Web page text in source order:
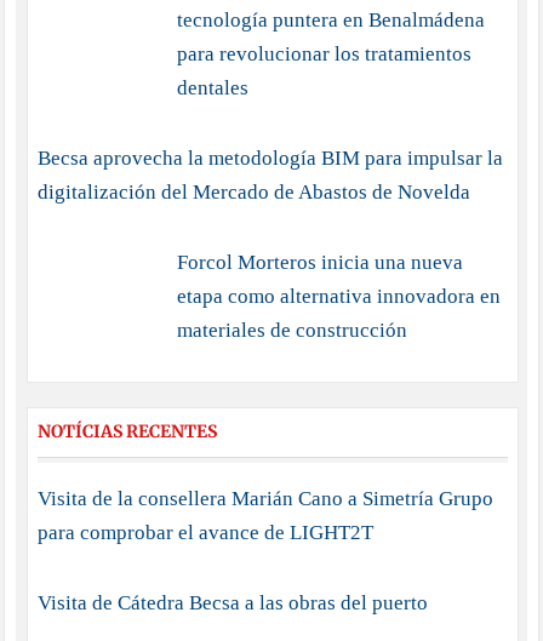
tecnología puntera en Benalmádena
para revolucionar los tratamientos
dentales
Becsa aprovecha la metodología BIM para impulsar la
digitalización del Mercado de Abastos de Novelda
Forcol Morteros inicia una nueva
etapa como alternativa innovadora en
materiales de construcción
NOTÍCIAS RECENTES
Visita de la consellera Marián Cano a Simetría Grupo
para comprobar el avance de LIGHT2T
Visita de Cátedra Becsa a las obras del puerto